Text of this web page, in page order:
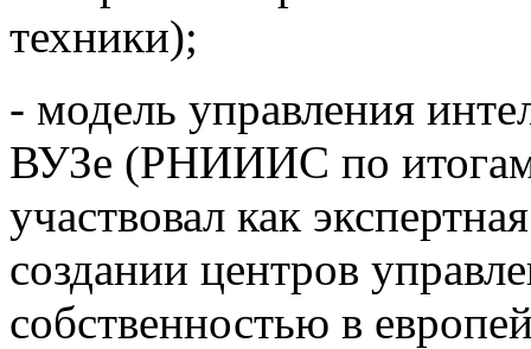
техники);
- модель управления
ВУЗе (РНИИИС по итогам
участвовал как
создании центров
собственностью в